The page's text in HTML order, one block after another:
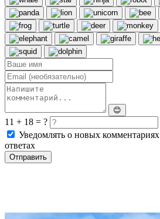
😊
11 + 18 = ?
Уведомлять о новых комментариях
ответах
Отправить